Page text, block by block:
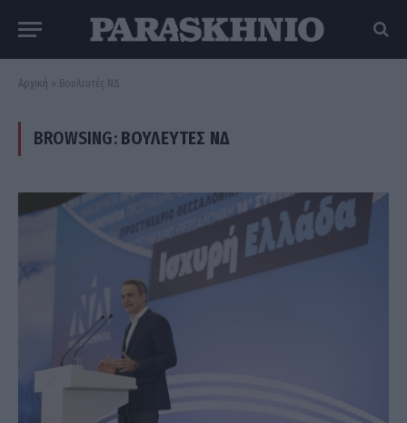
Αρχική » Βουλευτές ΝΔ
BROWSING: ΒΟΥΛΕΥΤΈΣ ΝΔ